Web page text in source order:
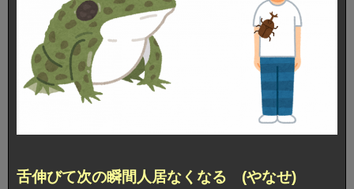
舌伸びて次の瞬間人居なくなる (やなせ)